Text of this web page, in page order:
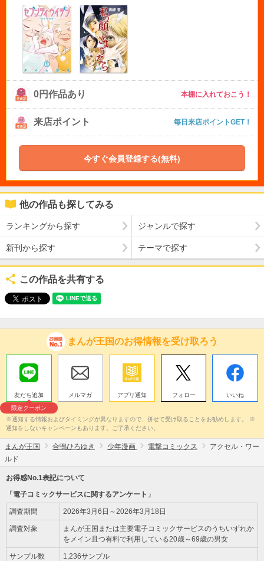
0円作品あり 本棚に入れておこう！
来店ポイント 毎日来店ポイントGET！
今すぐ会員登録する(無料)
他の作品も探してみる
ランキングから探す ジャンルで探す
新刊から探す テーマで探す
この作品を共有する
まんが王国のお得情報を受け取ろう
友だち追加
限定クーポン
メルマガ アプリ通知 フォロー いいね
※通知する情報およびタイミングが異なりますので、併せて受け取ることをお勧めします。 ※
通知をしないキャンペーンもあります。ご了承ください。
まんが王国 合鴨ひろゆき 少年漫画 電撃コミックス
アクセル・ワー
ルド
お得感No.1表記について
「電子コミックサービスに関するアンケート」
調査期間 2026年3月6日～2026年3月18日
調査対象
まんが王国または主要電子コミックサービスのうちいずれか
をメイン且つ有料で利用している20歳～69歳の男女
サンプル数 1,236サンプル